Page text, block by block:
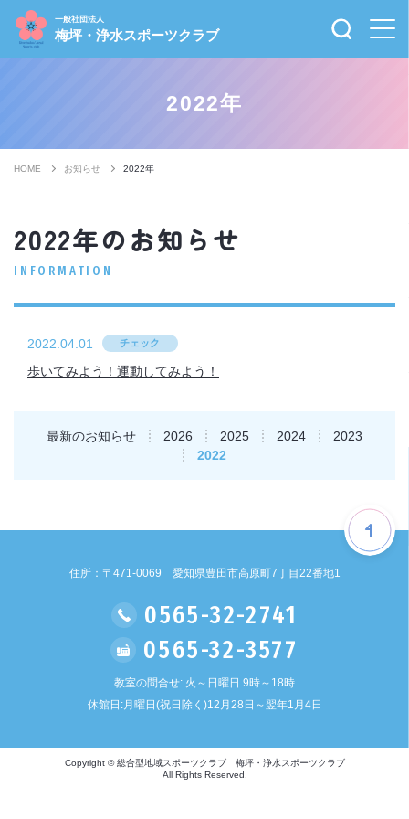
一般社団法人
梅坪・浄水スポーツクラブ
2022年
HOME お知らせ 2022年
2022年のお知らせ
INFORMATION
2022.04.01 チェック
歩いてみよう！運動してみよう！
最新のお知らせ 2026 2025 2024
2023
2022
住所：〒471-0069 愛知県豊田市高原町7丁目22番地1
0565-32-2741
0565-32-3577
教室の問合せ: 火～日曜日 9時～18時
休館日:月曜日(祝日除く)12月28日～翌年1月4日
Copyright © 総合型地域スポーツクラブ 梅坪・浄水スポーツクラブ
All Rights Reserved.